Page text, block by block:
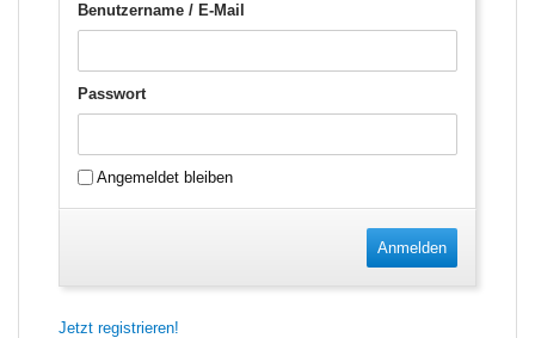
Benutzername / E-Mail
Passwort
Angemeldet bleiben
Anmelden
Jetzt registrieren!